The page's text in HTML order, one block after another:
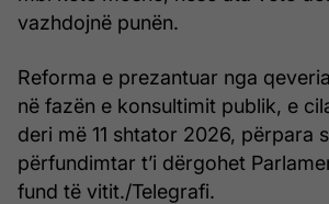
vazhdojnë punën.
Reforma e prezantuar nga
në fazën e konsultimit publik, e
deri më 11 shtator 2026, përpara
përfundimtar t’i dërgohet
fund të vitit./Telegrafi.